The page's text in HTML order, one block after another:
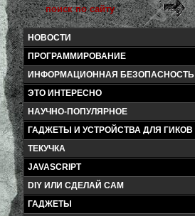
НОВОСТИ
ПРОГРАММИРОВАНИЕ
ИНФОРМАЦИОННАЯ БЕЗОПАСНОСТЬ
ЭТО ИНТЕРЕСНО
НАУЧНО-ПОПУЛЯРНОЕ
ГАДЖЕТЫ И УСТРОЙСТВА ДЛЯ ГИКОВ
ТЕКУЧКА
JAVASCRIPT
DIY ИЛИ СДЕЛАЙ САМ
ГАДЖЕТЫ